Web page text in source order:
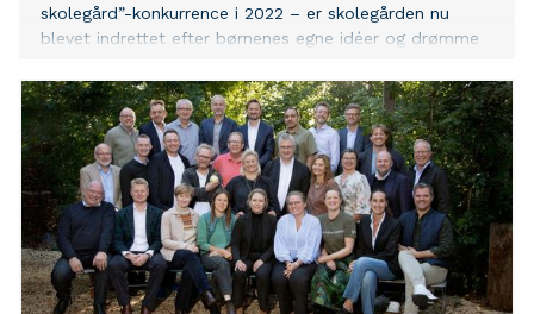
skolegård”-konkurrence i 2022 – er skolegården nu
blevet indrettet efter børnenes egne idéer og drømme
naturnære frikvarter.